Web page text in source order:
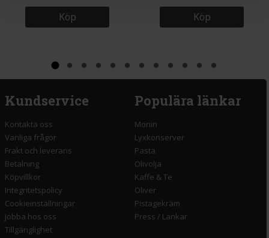
Köp Köp
Kundservice
Kontakta oss
Vanliga frågor
Frakt och leverans
Betalning
Köpvillkor
Integritetspolicy
Cookieinställningar
Jobba hos oss
Tillgänglighet
Populära länkar
Monin
Lyxkonserver
Pasta
Olivolja
Kaffe & Te
Oliver
Pistagekräm
Press / Länkar